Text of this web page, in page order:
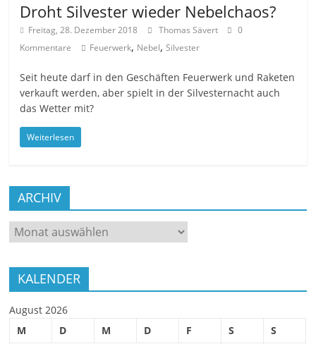
Droht Silvester wieder Nebelchaos?
Freitag, 28. Dezember 2018 Thomas Sävert
0
Kommentare
Feuerwerk, Nebel,Silvester
Seit heute darf in den Geschäften Feuerwerk und Raketen
verkauft werden, aber spielt in der Silvesternacht auch
das Wetter mit?
Weiterlesen
ARCHIV
ARCHIV
KALENDER
August 2026
M
D M D F S
S